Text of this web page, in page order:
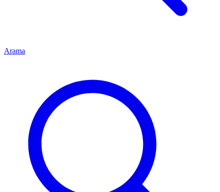
Arama